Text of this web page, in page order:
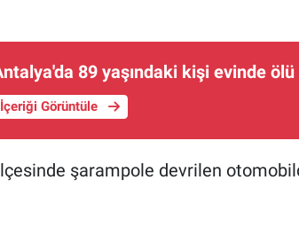
89 yaşındaki kişi evinde
İçeriği Görüntüle
şarampole devrilen